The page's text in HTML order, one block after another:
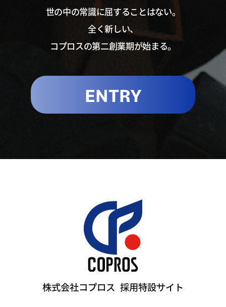
世の中の常識に屈することはない。
全く新しい、
コプロスの第二創業期が始まる。
ENTRY
株式会社コプロス 採用特設サイト